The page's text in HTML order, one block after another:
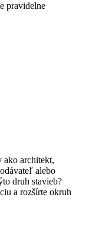
pravidelne
ako architekt,
alebo
druh stavieb?
a rozšírte okruh